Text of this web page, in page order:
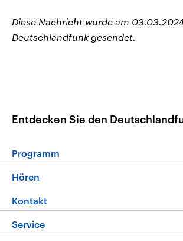
Diese Nachricht wurde am
Deutschlandfunk gesendet.
Entdecken Sie den
Programm
Programm
Die Nachrichten
Nachrichtenleicht
Hören
Livestream
Podcasts
Kontakt
Hörerservice
Service